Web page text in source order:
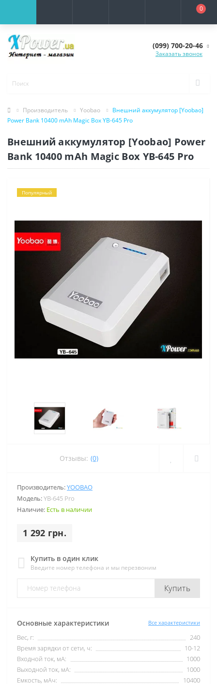
0
(099) 700-20-46
Заказать звонок
Производитель Yoobao
Внешний аккумулятор [Yoobao]
Power Bank 10400 mAh Magic Box YB-645 Pro
Внешний аккумулятор [Yoobao] Power
Bank 10400 mAh Magic Box YB-645 Pro
Популярный
Отзывы: (0)
Производитель:YOOBAO
Модель:YB-645 Pro
Наличие: Есть в наличии
1 292 грн.
Купить в один клик
Введите номер телефона и мы перезвоним
Купить
Основные характеристики Все характеристики
Вес, г:
240
Время зарядки от сети, ч:
10-12
Входной ток, мА:
1000
Выходной ток, мА:
1000
Емкость, мАч:
10400